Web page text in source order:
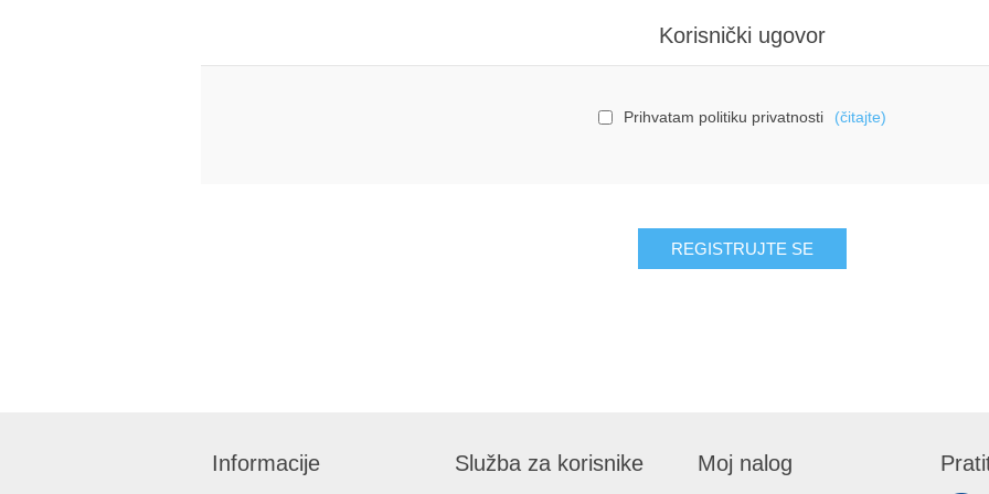
Korisnički ugovor
Prihvatam politiku privatnosti (čitajte)
Informacije Služba za korisnike Moj nalog